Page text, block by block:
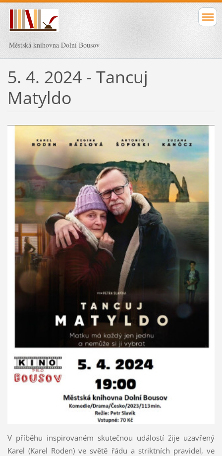
Městská knihovna Dolní Bousov
5. 4. 2024 - Tancuj
Matyldo
V příběhu inspirovaném skutečnou událostí žije uzavřený
Karel (Karel Roden) ve světě řádu a striktních pravidel, ve